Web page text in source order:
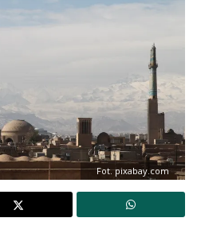
Fot. pixabay.com